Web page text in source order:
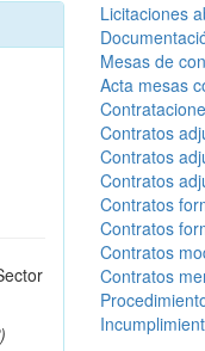
Licitaciones
Mesas de
Acta mesas
Contratos
Contratos
Contratos
Contratos
Contratos
Contratos
Contratos